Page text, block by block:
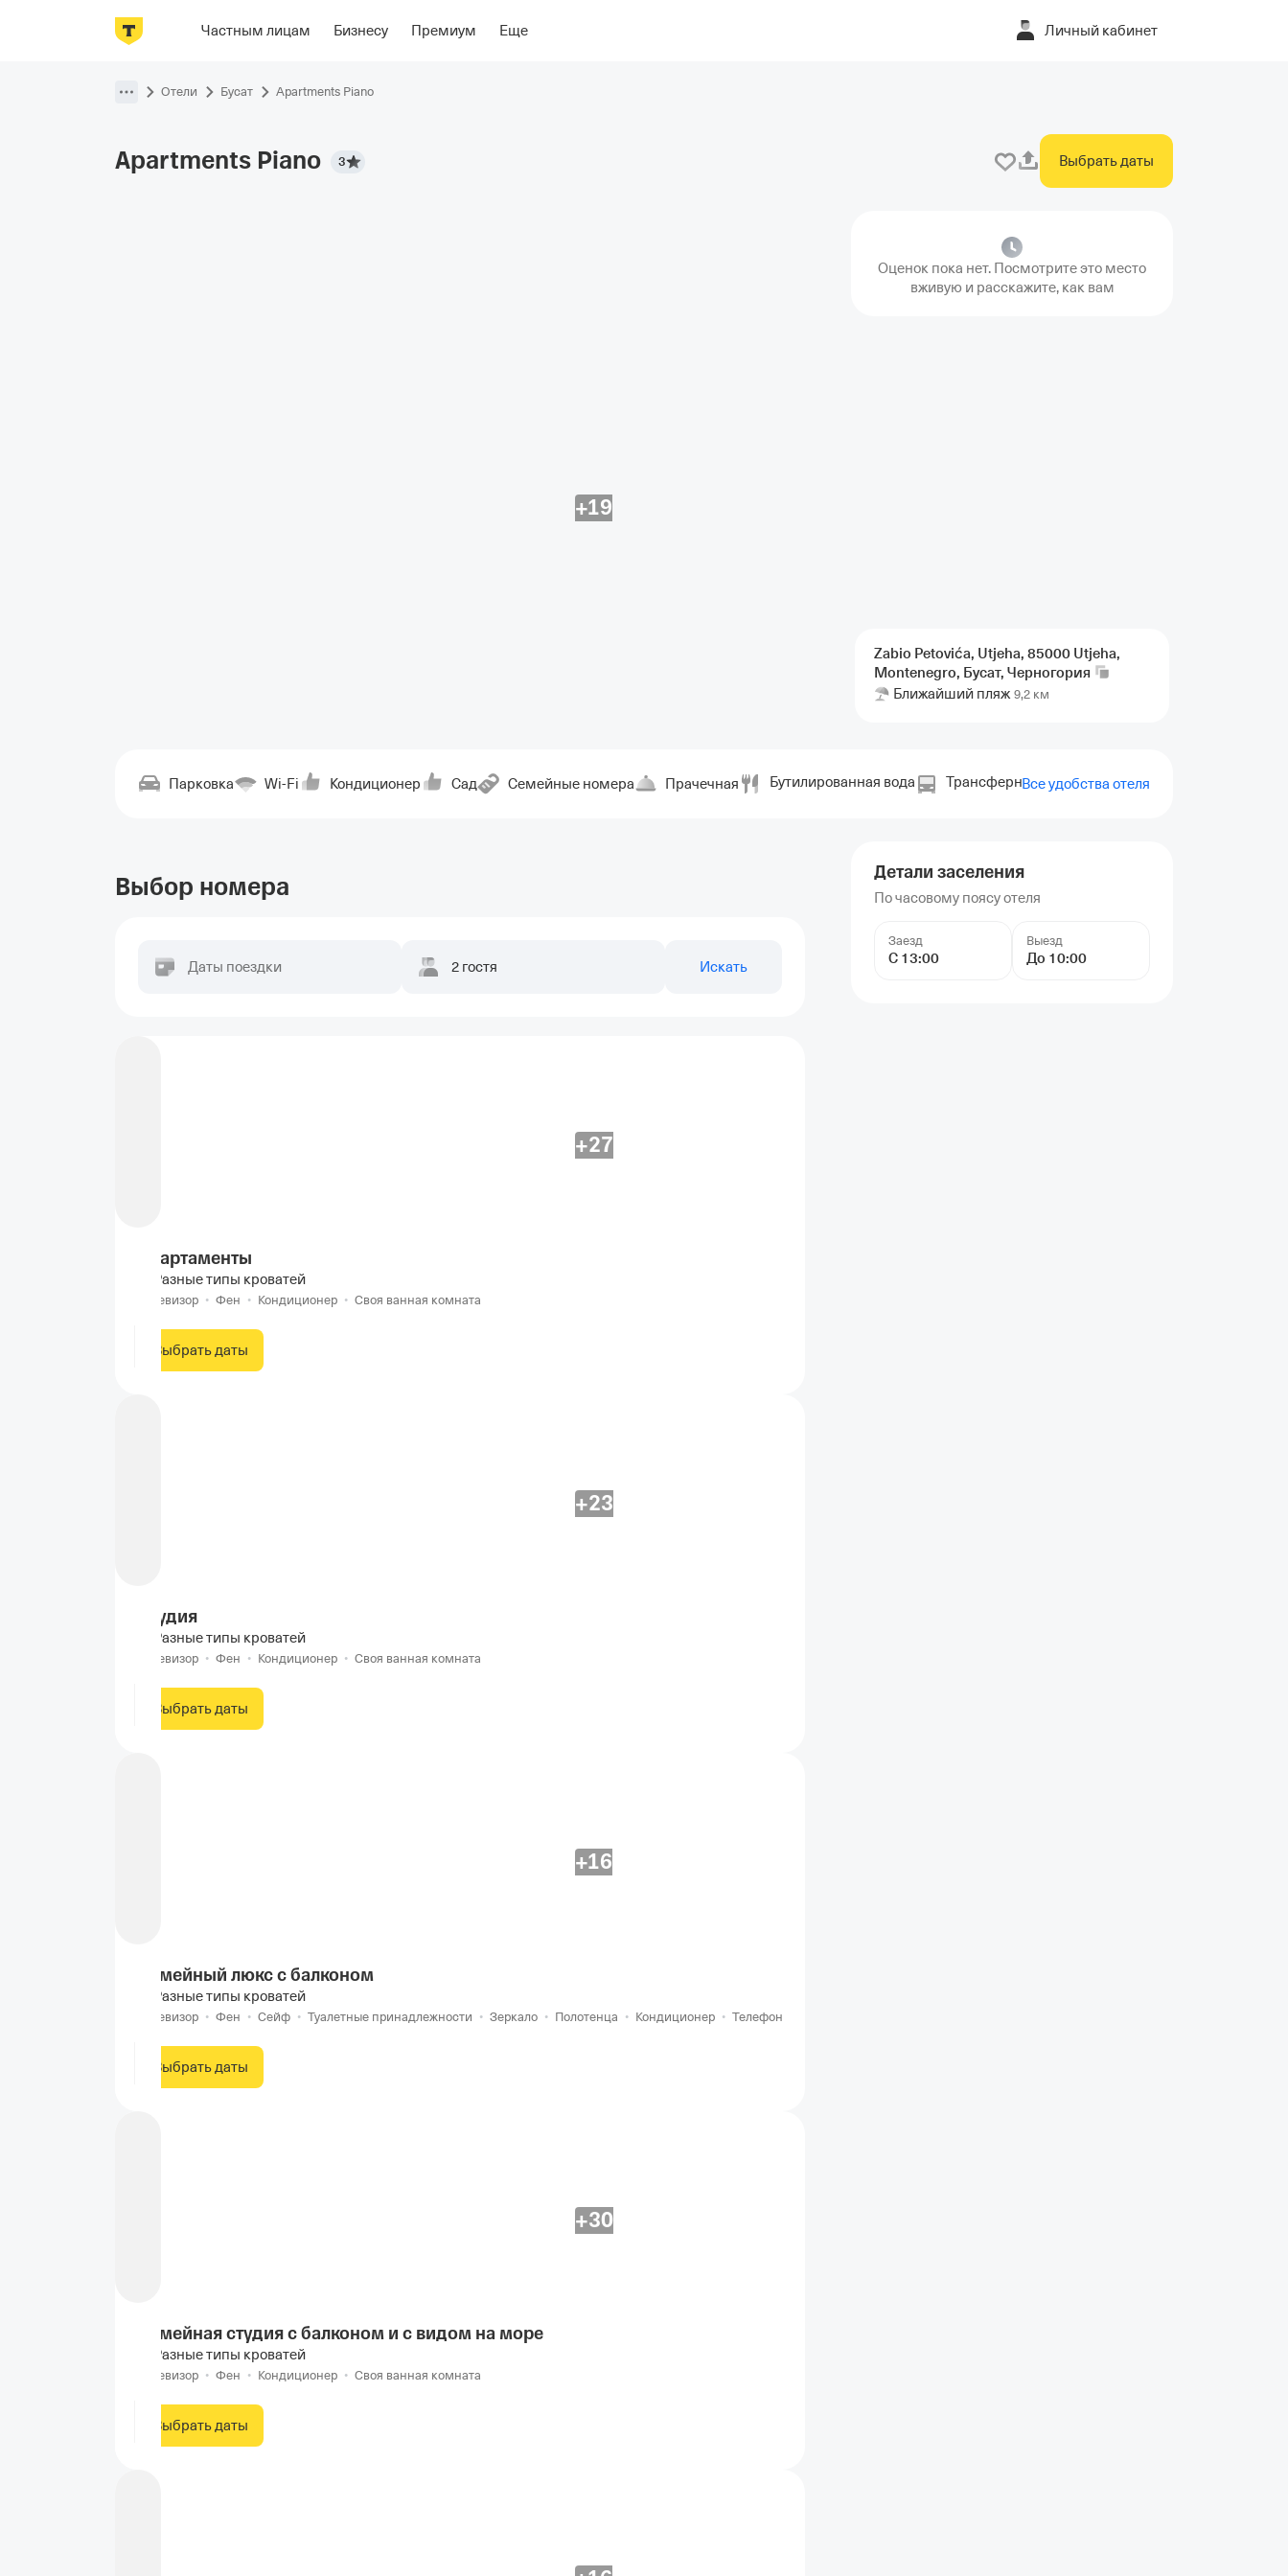
Частным лицам Бизнесу Премиум Еще Личный кабинет
Фотографии НомераРасположениеОб отеле
Отели Бусат Apartments Piano
Apartments Piano 3 Выбрать даты
+19
Оценок пока нет. Посмотрите это место
вживую и расскажите, как вам
Zabio Petovića, Utjeha, 85000 Utjeha,
Montenegro, Бусат, Черногория
Ближайший пляж 9,2 км
Парковка Wi-Fi Кондиционер Сад Семейные номера Прачечная Бутилированная вода Трансферные услуги на английском
Все удобства отеля
Детали заселения
По часовому поясу отеля
Заезд
С 13:00
Выезд
До 10:00
Выбор номера
Даты поездки 2 гостя Искать
+27
Апартаменты
Разные типы кроватей
Телевизор • Фен • Кондиционер • Своя ванная комната
Выбрать даты
+23
Студия
Разные типы кроватей
Телевизор • Фен • Кондиционер • Своя ванная комната
Выбрать даты
+16
Семейный люкс с балконом
Разные типы кроватей
Телевизор • Фен • Сейф • Туалетные принадлежности • Зеркало • Полотенца • Кондиционер • Телефон
Выбрать даты
+30
Семейная студия с балконом и с видом на море
Разные типы кроватей
Телевизор • Фен • Кондиционер • Своя ванная комната
Выбрать даты